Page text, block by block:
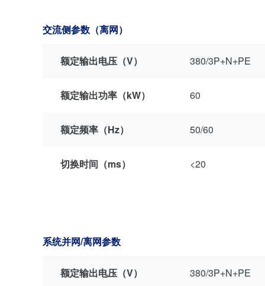
交流侧参数（离网）
额定输出电压（V） 380/3P+N+PE
额定输出功率（kW） 60
额定频率（Hz） 50/60
切换时间（ms） <20
系统并网/离网参数
额定输出电压（V） 380/3P+N+PE